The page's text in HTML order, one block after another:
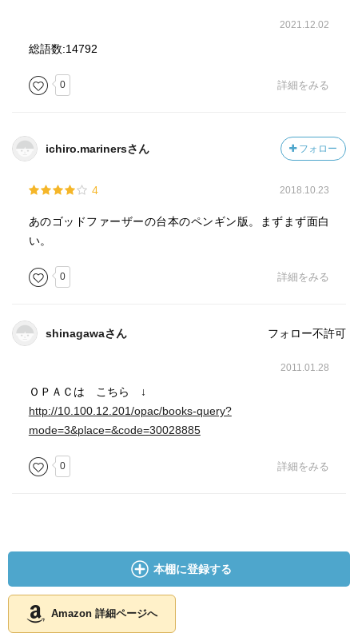
2021.12.02
総語数:14792
0 詳細をみる
ichiro.marinersさん フォロー
4 2018.10.23
あのゴッドファーザーの台本のペンギン版。まずまず面白
い。
0 詳細をみる
shinagawaさん フォロー不許可
2011.01.28
ＯＰＡＣは こちら ↓
http://10.100.12.201/opac/books-query?
mode=3&place=&code=30028885
0 詳細をみる
本棚に登録する
Amazon 詳細ページへ